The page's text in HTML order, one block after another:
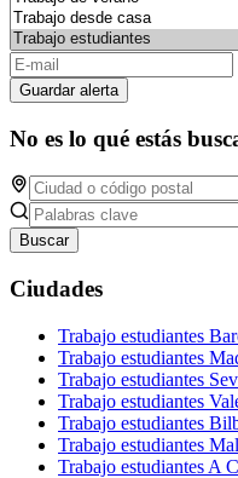
Guardar alerta
No es lo qué estás
Buscar
Ciudades
Trabajo estudiantes
Trabajo estudiantes
Trabajo estudiantes
Trabajo estudiantes
Trabajo estudiantes
Trabajo estudiantes
Trabajo estudiantes A